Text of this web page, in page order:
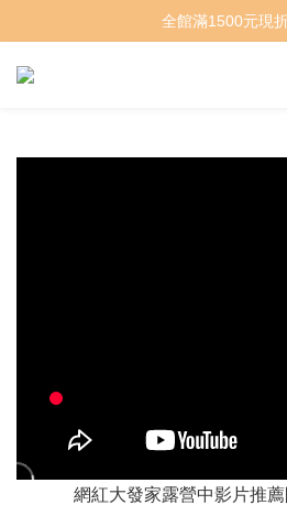
全館滿1500元現
網紅大發家露營中影片推